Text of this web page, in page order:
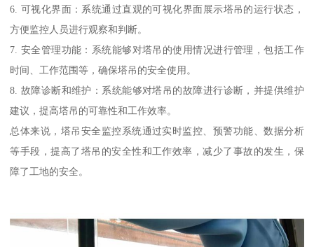
6. 可视化界面：系统通过直观的可视化界面展示塔吊的运行状态，
方便监控人员进行观察和判断。
7. 安全管理功能：系统能够对塔吊的使用情况进行管理，包括工作
时间、工作范围等，确保塔吊的安全使用。
8. 故障诊断和维护：系统能够对塔吊的故障进行诊断，并提供维护
建议，提高塔吊的可靠性和工作效率。
总体来说，塔吊安全监控系统通过实时监控、预警功能、数据分析
等手段，提高了塔吊的安全性和工作效率，减少了事故的发生，保
障了工地的安全。